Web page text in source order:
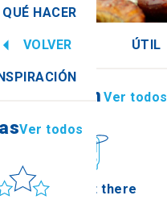
QUÉ HACER
VOLVER ÚTIL
Ver todos
How to get there
Ver todos